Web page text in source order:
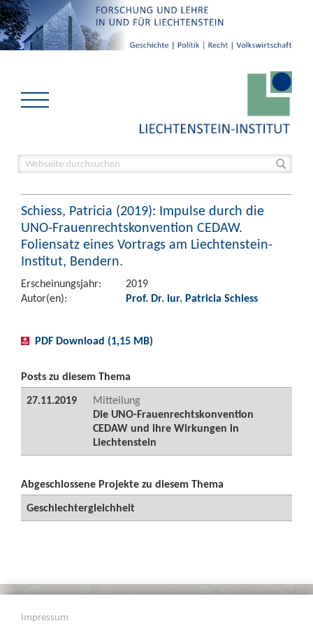
Schiess, Patricia (2019): Impulse durch die
UNO-Frauenrechtskonvention CEDAW.
Foliensatz eines Vortrags am Liechtenstein-
Institut, Bendern.
Erscheinungsjahr:
2019
Autor(en):
Prof. Dr. iur. Patricia Schiess
PDF Download (1,15 MB)
Posts zu diesem Thema
27.11.2019
Mitteilung
Die UNO-Frauenrechtskonvention
CEDAW und ihre Wirkungen in
Liechtenstein
Abgeschlossene Projekte zu diesem Thema
Geschlechtergleichheit
Impressum